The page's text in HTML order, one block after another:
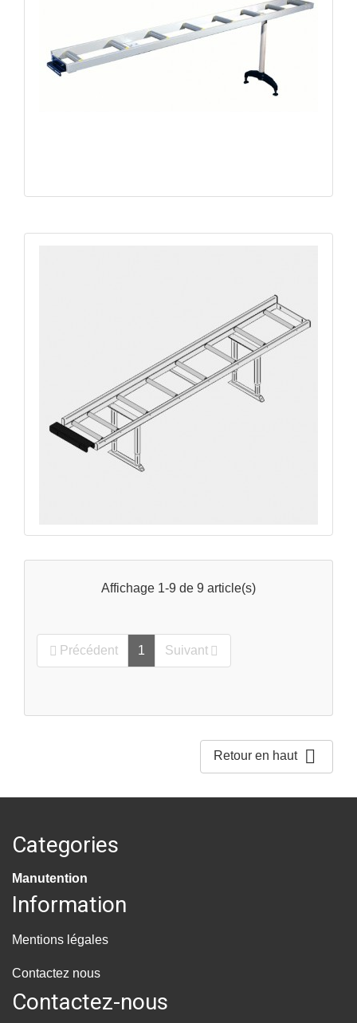
Affichage 1-9 de 9 article(s)
 Précédent 1 Suivant 
Retour en haut 
Categories
Manutention
Information
Mentions légales
Contactez nous
Contactez-nous